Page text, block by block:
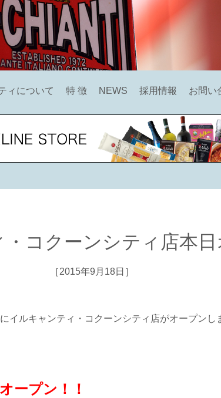
ィについて 特 徴 NEWS 採用情報 お問い
コクーンシティ店本日
［2015年9月18日］
イルキャンティ・コクーンシティ店がオープンし
ープン！！